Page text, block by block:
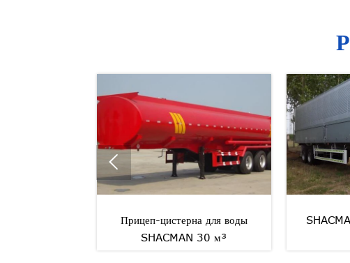
Прицеп-цистерна для воды
SHACMAN 30 м³
SHACMAN 25FT Wing
